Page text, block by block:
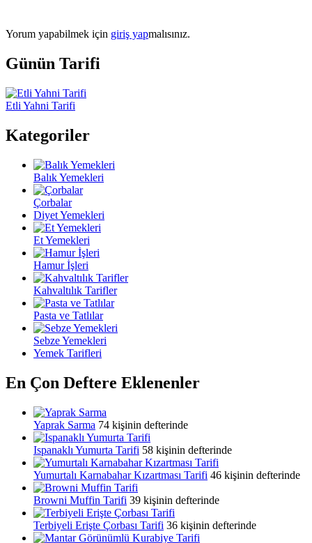
Yorum yapabilmek için giriş yapmalısınız.
Günün Tarifi
Etli Yahni Tarifi
Kategoriler
Balık Yemekleri
Çorbalar
Diyet Yemekleri
Et Yemekleri
Hamur İşleri
Kahvaltılık Tarifler
Pasta ve Tatlılar
Sebze Yemekleri
Yemek Tarifleri
En Çon Deftere Eklenenler
Yaprak Sarma 74 kişinin defterinde
Ispanaklı Yumurta Tarifi 58 kişinin defterinde
Yumurtalı Karnabahar Kızartması Tarifi 46 kişinin defterinde
Browni Muffin Tarifi 39 kişinin defterinde
Terbiyeli Erişte Çorbası Tarifi 36 kişinin defterinde